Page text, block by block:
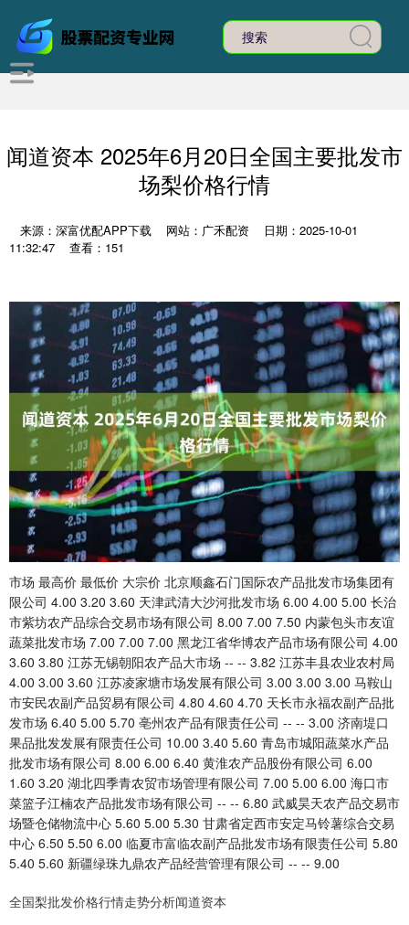
闻道资本 2025年6月20日全国主要批发市
场梨价格行情
来源：深富优配APP下载 网站：广禾配资
日期：2025-10-01
11:32:47
查看：151
市场 最高价 最低价 大宗价 北京顺鑫石门国际农产品批发市场集团有
限公司 4.00 3.20 3.60 天津武清大沙河批发市场 6.00 4.00 5.00 长治
市紫坊农产品综合交易市场有限公司 8.00 7.00 7.50 内蒙包头市友谊
蔬菜批发市场 7.00 7.00 7.00 黑龙江省华博农产品市场有限公司 4.00
3.60 3.80 江苏无锡朝阳农产品大市场 -- -- 3.82 江苏丰县农业农村局
4.00 3.00 3.60 江苏凌家塘市场发展有限公司 3.00 3.00 3.00 马鞍山
市安民农副产品贸易有限公司 4.80 4.60 4.70 天长市永福农副产品批
发市场 6.40 5.00 5.70 亳州农产品有限责任公司 -- -- 3.00 济南堤口
果品批发发展有限责任公司 10.00 3.40 5.60 青岛市城阳蔬菜水产品
批发市场有限公司 8.00 6.00 6.40 黄淮农产品股份有限公司 6.00
1.60 3.20 湖北四季青农贸市场管理有限公司 7.00 5.00 6.00 海口市
菜篮子江楠农产品批发市场有限公司 -- -- 6.80 武威昊天农产品交易市
场暨仓储物流中心 5.60 5.00 5.30 甘肃省定西市安定马铃薯综合交易
中心 6.50 5.50 6.00 临夏市富临农副产品批发市场有限责任公司 5.80
5.40 5.60 新疆绿珠九鼎农产品经营管理有限公司 -- -- 9.00
全国梨批发价格行情走势分析闻道资本